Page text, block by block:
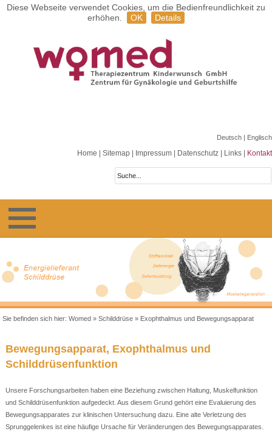
Diese Webseite verwendet Cookies, um die Bedienfreundlichkeit zu
erhöhen.
OK Details
Deutsch | Englisch
Home Sitemap Impressum Datenschutz Links Kontakt
Sie befinden sich hier:Womed »Schilddrüse » Exophthalmus und Bewegungsapparat
Bewegungsapparat, Exophthalmus und
Schilddrüsenfunktion
Unsere Forschungsarbeiten haben eine Beziehung zwischen Haltung, Muskelfunktion
und Schilddrüsenfunktion aufgedeckt. Aus diesem Grund gehört eine Evaluierung des
Bewegungsapparates zur klinischen Untersuchung dazu. Eine alte Verletzung des
Sprunggelenkes ist eine häufige Ursache für Veränderungen des Bewegungsapparates.